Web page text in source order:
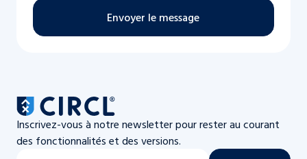
Envoyer le message
Inscrivez-vous à notre newsletter pour rester au courant
des fonctionnalités et des versions.